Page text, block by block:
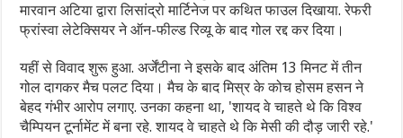
मारवान अटिया द्वारा लिसांद्रो मार्टिनेज पर कथित फाउल दिखाया. रेफरी
फ्रांस्वा लेटेक्सियर ने ऑन-फील्ड रिव्यू के बाद गोल रद्द कर दिया।
यहीं से विवाद शुरू हुआ. अर्जेंटीना ने इसके बाद अंतिम 13 मिनट में तीन
गोल दागकर मैच पलट दिया। मैच के बाद मिस्र के कोच होसम हसन ने
बेहद गंभीर आरोप लगाए. उनका कहना था, 'शायद वे चाहते थे कि विश्व
चैम्पियन टूर्नामेंट में बना रहे. शायद वे चाहते थे कि मेसी की दौड़ जारी रहे.'